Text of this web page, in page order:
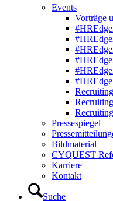
Events
Vorträge
Pressespiegel
Bildmaterial
CYQUEST
Karriere
Kontakt
Suche